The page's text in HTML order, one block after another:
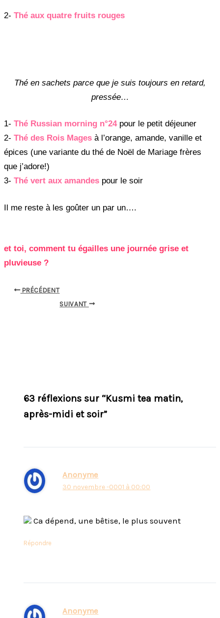
2- Thé aux quatre fruits rouges
Thé en sachets parce que je suis toujours en retard,
pressée…
1- Thé Russian morning n°24pour le petit déjeuner
2- Thé des Rois Mages à l’orange, amande, vanille et
épices (une variante du thé de Noël de Mariage frères
que j’adore!)
3- Thé vert aux amandes pour le soir
Il me reste à les goûter un par un….
et toi, comment tu égailles une journée grise et
pluvieuse ?
PRÉCÉDENT
SUIVANT
63 réflexions sur “Kusmi tea matin,
après-midi et soir”
Anonyme
30 novembre -0001 à 00:00
Ca dépend, une bêtise, le plus souvent
Répondre
Anonyme